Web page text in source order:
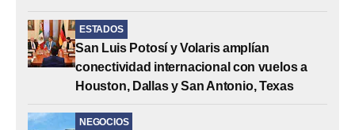
ESTADOS
San Luis Potosí y Volaris amplían
conectividad internacional con vuelos a
Houston, Dallas y San Antonio, Texas
NEGOCIOS